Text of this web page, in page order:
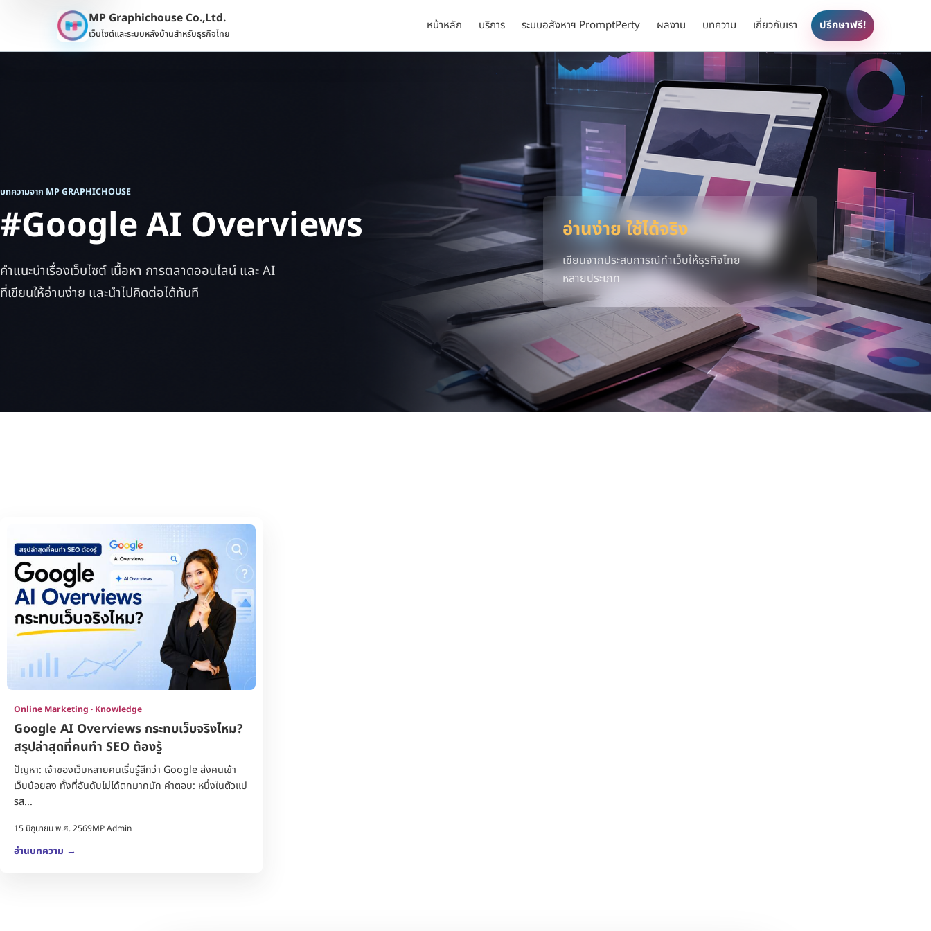
MP Graphichouse Co.,Ltd.
เว็บไซต์และระบบหลังบ้านสำหรับธุรกิจไทย
หน้าหลัก บริการ ระบบอสังหาฯ PromptPerty ผลงาน บทความ เกี่ยวกับเรา ปรึกษาฟรี!
บทความจาก MP GRAPHICHOUSE
#Google AI Overviews
คำแนะนำเรื่องเว็บไซต์ เนื้อหา การตลาดออนไลน์ และ AI
ที่เขียนให้อ่านง่าย และนำไปคิดต่อได้ทันที
อ่านง่าย ใช้ได้จริง
เขียนจากประสบการณ์ทำเว็บให้ธุรกิจไทย
หลายประเภท
Online Marketing · Knowledge
Google AI Overviews กระทบเว็บจริงไหม?
สรุปล่าสุดที่คนทำ SEO ต้องรู้
ปัญหา: เจ้าของเว็บหลายคนเริ่มรู้สึกว่า Google ส่งคนเข้า
เว็บน้อยลง ทั้งที่อันดับไม่ได้ตกมากนัก คำตอบ: หนึ่งในตัวแป
รส...
15 มิถุนายน พ.ศ. 2569MP Admin
อ่านบทความ →